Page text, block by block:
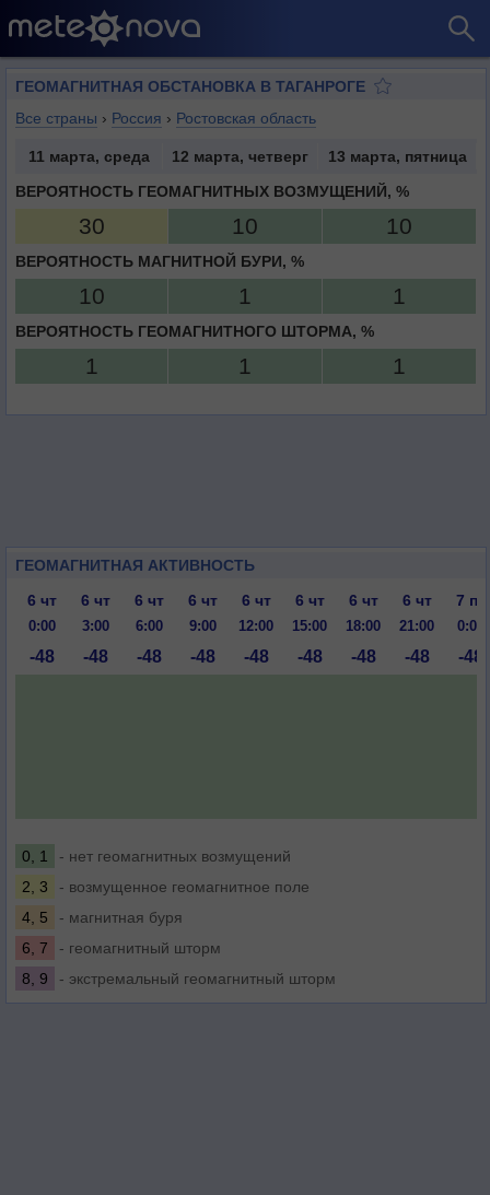
ГЕОМАГНИТНАЯ ОБСТАНОВКА В ТАГАНРОГЕ
Все страны › Россия › Ростовская область
11 марта, среда 12 марта, четверг
13 марта, пятница
ВЕРОЯТНОСТЬ ГЕОМАГНИТНЫХ ВОЗМУЩЕНИЙ, %
30 10 10
ВЕРОЯТНОСТЬ МАГНИТНОЙ БУРИ, %
10 1 1
ВЕРОЯТНОСТЬ ГЕОМАГНИТНОГО ШТОРМА, %
1 1 1
ГЕОМАГНИТНАЯ АКТИВНОСТЬ
6 чт
6 чт 6 чт 6 чт 6 чт 6 чт 6 чт 6 чт 7 пт
0:00 3:00 6:00 9:00 12:00 15:00 18:00 21:00 0:00
-48 -48 -48 -48 -48 -48 -48 -48 -48
0, 1
- нет геомагнитных возмущений
2, 3
- возмущенное геомагнитное поле
4, 5
- магнитная буря
6, 7
- геомагнитный шторм
8, 9
- экстремальный геомагнитный шторм